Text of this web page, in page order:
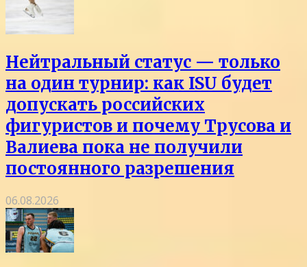
Нейтральный статус — только
на один турнир: как ISU будет
допускать российских
фигуристов и почему Трусова и
Валиева пока не получили
постоянного разрешения
06.08.2026